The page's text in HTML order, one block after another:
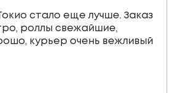
стало еще лучше. Заказ
роллы свежайшие,
курьер очень вежливый